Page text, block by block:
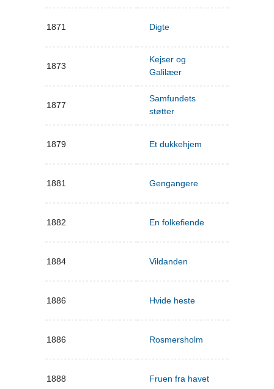
1871 Digte
1873
Kejser og
Galilæer
1877
Samfundets
støtter
1879 Et dukkehjem
1881 Gengangere
1882 En folkefiende
1884 Vildanden
1886 Hvide heste
1886 Rosmersholm
1888 Fruen fra havet